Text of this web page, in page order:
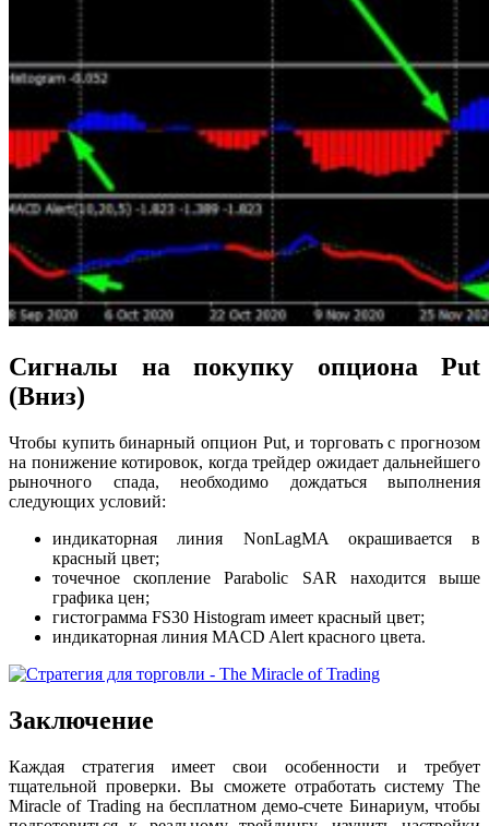
Сигналы на покупку опциона Put
(Вниз)
Чтобы купить бинарный опцион Put, и торговать с прогнозом
на понижение котировок, когда трейдер ожидает дальнейшего
рыночного спада, необходимо дождаться выполнения
следующих условий:
индикаторная линия NonLagMA окрашивается в
красный цвет;
точечное скопление Parabolic SAR находится выше
графика цен;
гистограмма FS30 Histogram имеет красный цвет;
индикаторная линия MACD Alert красного цвета.
Заключение
Каждая стратегия имеет свои особенности и требует
тщательной проверки. Вы сможете отработать систему The
Miracle of Trading на бесплатном демо-счете Бинариум, чтобы